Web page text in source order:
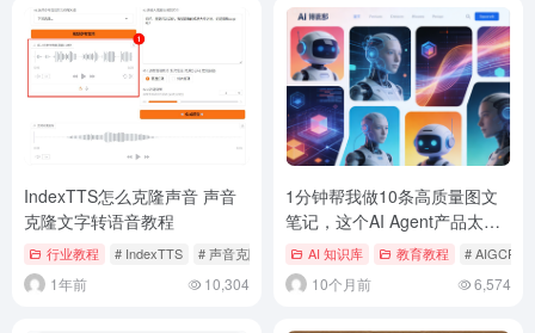
IndexTTS怎么克隆声音 声音
克隆文字转语音教程
行业教程 # IndexTTS # 声音克隆
1年前 10,304
1分钟帮我做10条高质量图文
笔记，这个AI Agent产品太香
了！AI 知识库 教育教程 # AIGCPM
10个月前 6,574